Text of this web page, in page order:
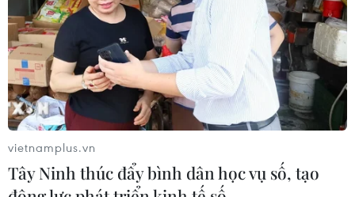
TIN CÙNG CHUYÊN MỤC
Ngân hàng Trung ương Trung Quốc
mua thêm 20 tấn vàng trong tháng 7
07/08/2026 15:21
vietnamplus.vn
Tây Ninh thúc đẩy bình dân học vụ số, tạo